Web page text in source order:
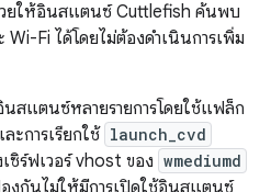
ยให้อินสแตนซ์ Cuttlefish ค้นพบ
Fi ได้โดยไม่ต้องดำเนินการเพิ่ม
นสแตนซ์หลายรายการโดยใช้แฟล็ก
ะการเรียกใช้ launch_cvd
ซิร์ฟเวอร์ vhost ของ wmediumd
งกันไม่ให้มีการเปิดใช้อินสแตนซ์